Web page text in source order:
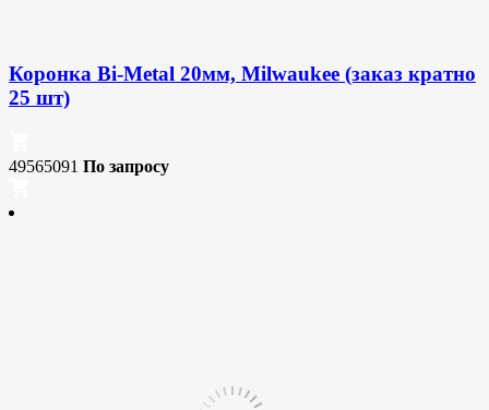
Коронка Bi-Metal 20мм, Milwaukee (заказ кратно
25 шт)
49565091 По запросу